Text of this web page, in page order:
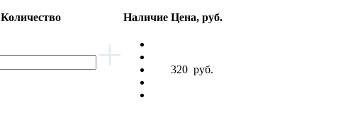
Количество Наличие Цена, руб.
320 руб.